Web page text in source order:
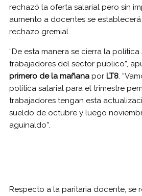
rechazó la oferta salarial pero sin
aumento a docentes se
rechazo gremial.
“De esta manera se cierra la
trabajadores del sector público”,
primero de la mañana por LT8.
política salarial para el trimestre
trabajadores tengan esta
sueldo de octubre y luego
aguinaldo”.
Respecto a la paritaria docente, se